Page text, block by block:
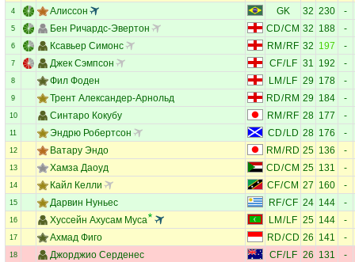
4 Алиссон GK 32 230 -
5 Бен Ричардс-Эвертон CD/CM 32 188 -
6 Ксавьер Симонс RM / RF 32 197 -
7 Джек Сэмпсон CF/LF 31 192 -
8 Фил Фоден LM / LF 29 178 -
9 Трент Александер-Арнольд RD/ RM 29 184 -
10 Синтаро Кокубу RM / RF 28 177 -
11 Эндрю Робертсон CD/LD 28 176 -
12 Ватару Эндо RM / RD 25 136 -
13 Хамза Даоуд CD/CM 25 131 -
14 Кайл Келли CF/CM 27 160 -
15 Дарвин Нуньес RF/CF 24 144 -
16 Хуссейн Ахусам Муса LM / LF 25 144 -
17 Ахмад Фиго RD/CD 26 141 -
18 Джорджио Серденес CF/LF 26 131 -